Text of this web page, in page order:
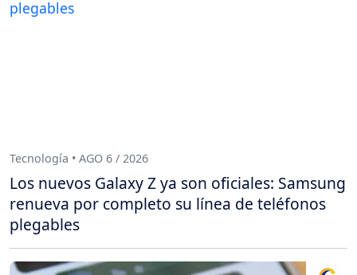
Tecnología • AGO 6 / 2026
Los nuevos Galaxy Z ya son oficiales: Samsung
renueva por completo su línea de teléfonos
plegables